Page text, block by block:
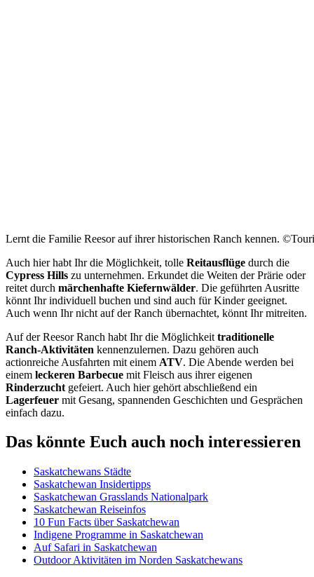
Lernt die Familie Reesor auf ihrer historischen Ranch kennen.
Auch hier habt Ihr die Möglichkeit, tolle Reitausflüge durch die
Cypress Hills zu unternehmen. Erkundet die Weiten der Prärie oder
reitet durch märchenhafte Kiefernwälder. Die geführten Ausritte
könnt Ihr individuell buchen und sind auch für Kinder geeignet.
Auch wenn Ihr nicht auf der Ranch übernachtet, könnt Ihr mitreiten.
Auf der Reesor Ranch habt Ihr die Möglichkeit traditionelle
Ranch-Aktivitäten kennenzulernen. Dazu gehören auch
actionreiche Ausfahrten mit einem ATV. Die Abende werden bei
einem leckeren Barbecue mit Fleisch aus ihrer eigenen
Rinderzucht gefeiert. Auch hier gehört abschließend ein
Lagerfeuer mit Gesang, spannenden Geschichten und Gesprächen
einfach dazu.
Das könnte Euch auch noch interessieren
Saskatchewans Städte
Saskatchewan Insidertipps
Saskatchewan Grasslands Nationalpark
Saskatchewan Reiseinfos
10 Fun Facts über Saskatchewan
Indigene Programme in Saskatchewan
Auf Safari in Saskatchewan
Outdoor Aktivitäten im Norden Saskatchewans